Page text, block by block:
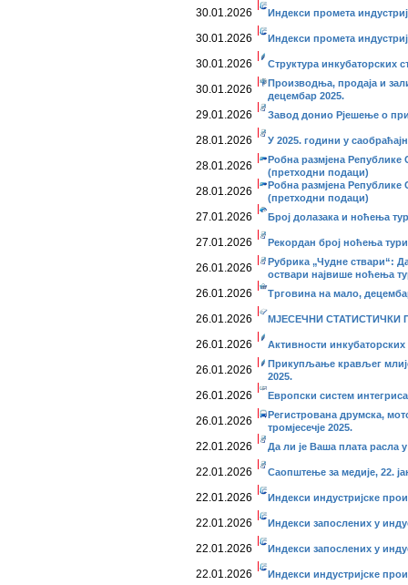
30.01.2026 Индекси промета
30.01.2026 Индекси промета
30.01.2026 Структура инкубаторских
30.01.2026
Производња, продаја и
децембар 2025.
29.01.2026 Завод донио Рјешење о
28.01.2026 У 2025. години у
28.01.2026
Робна размјена Републике
(претходни подаци)
28.01.2026
Робна размјена Републике
(претходни подаци)
27.01.2026 Број долазака и ноћења
27.01.2026 Рекордан број ноћења
26.01.2026
Рубрика „Чудне ствари“:
оствари највише ноћења
26.01.2026 Трговина на мало,
26.01.2026 МЈЕСЕЧНИ СТАТИСТИЧКИ
26.01.2026 Активности
26.01.2026
Прикупљање крављег
2025.
26.01.2026 Европски систем
26.01.2026
Регистрована друмска,
тромјесечје 2025.
22.01.2026 Да ли је Ваша плата расла
22.01.2026 Саопштење за медије, 22.
22.01.2026 Индекси индустријске
22.01.2026 Индекси запослених у
22.01.2026 Индекси запослених у
22.01.2026 Индекси индустријске